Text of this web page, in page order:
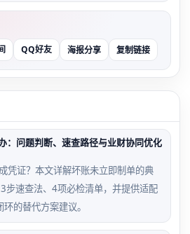
QQ好友 海报分享 复制链接
：问题判断、速查路径与业财协同优化
凭证？本文详解坏账未立即制单的典
步速查法、4项必检清单，并提供适配
的替代方案建议。